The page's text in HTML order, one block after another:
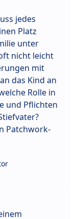
jedes
Platz
unter
nicht leicht
mit
das Kind an
Rolle in
und Pflichten
Patchwork-